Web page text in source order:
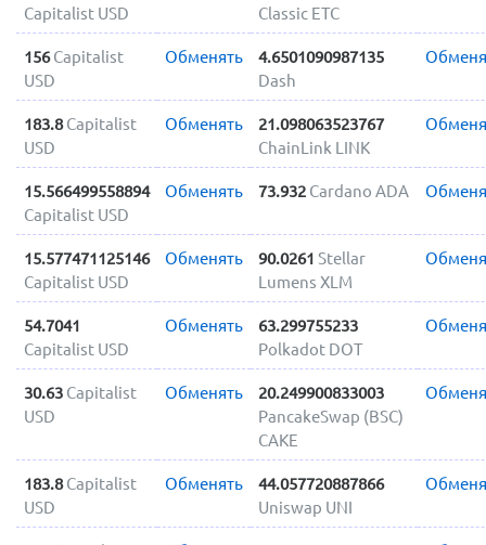
Capitalist USD
Classic ETC
156 Capitalist
USD
Обменять
4.6501090987135
Dash
183.8 Capitalist
USD
Обменять
21.098063523767
ChainLink LINK
15.566499558894
Capitalist USD
Обменять 73.932 Cardano ADA
15.577471125146
Capitalist USD
Обменять 90.0261 Stellar
Lumens XLM
54.7041
Capitalist USD
Обменять
63.299755233
Polkadot DOT
30.63 Capitalist
USD
Обменять
20.249900833003
PancakeSwap (BSC)
CAKE
183.8 Capitalist
USD
Обменять
44.057720887866
Uniswap UNI